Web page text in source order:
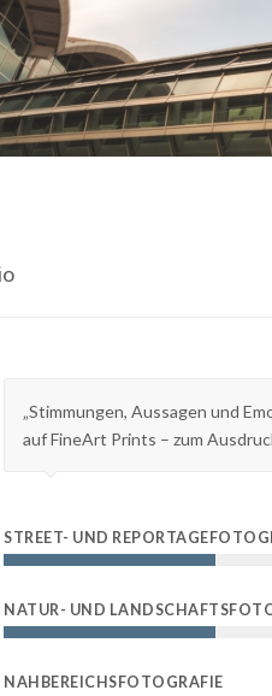
„Stimmungen, Aussagen und
auf FineArt Prints – zum
STREET- UND
NATUR- UND
NAHBEREICHSFOTOGRAFIE